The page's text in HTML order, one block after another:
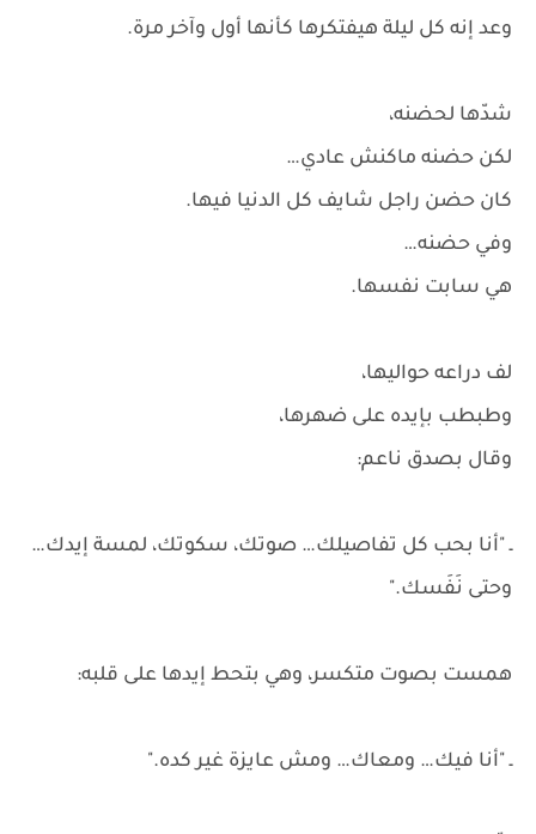
وعد إنه كل ليلة هيفتكرها كأنها أول وآخر مرة.
شدّها لحضنه،
لكن حضنه ماكنش عادي…
كان حضن راجل شايف كل الدنيا فيها.
وفي حضنه…
هي سابت نفسها.
لف دراعه حواليها،
وطبطب بإيده على ضهرها،
وقال بصدق ناعم:
ـ "أنا بحب كل تفاصيلك… صوتك، سكوتك، لمسة إيدك…
وحتى نَفَسك."
همست بصوت متكسر، وهي بتحط إيدها على قلبه:
ـ "أنا فيك… ومعاك… ومش عايزة غير كده."